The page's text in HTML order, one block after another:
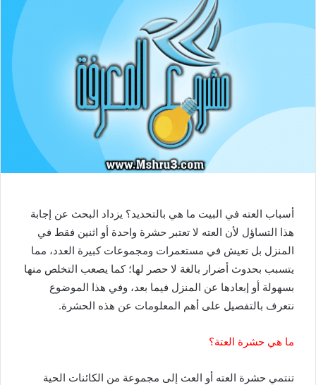
أسباب العته في البيت ما هي بالتحديد؟ يزداد البحث عن إجابة
هذا التساؤل لأن العته لا تعتبر حشرة واحدة أو اثنين فقط في
المنزل بل تعيش في مستعمرات ومجموعات كبيرة العدد، مما
يتسبب بحدوث أضرار بالغة لا حصر لها؛ كما يصعب التخلص منها
بسهولة أو إبعادها عن المنزل فيما بعد، وفي هذا الموضوع
نتعرف بالتفصيل على أهم المعلومات عن هذه الحشرة.
ما هي حشرة العتة؟
تنتمي حشرة العته أو العث إلى مجموعة من الكائنات الحية